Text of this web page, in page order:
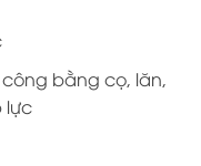
bằng cọ, lăn,
lực